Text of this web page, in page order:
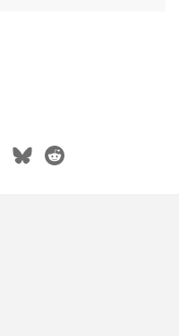
blueskyreddit